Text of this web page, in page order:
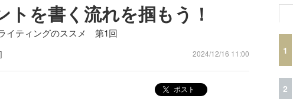
トを書く流れを掴もう！
イティングのススメ 第1回
2024/12/16 11:00
ポスト
1
2